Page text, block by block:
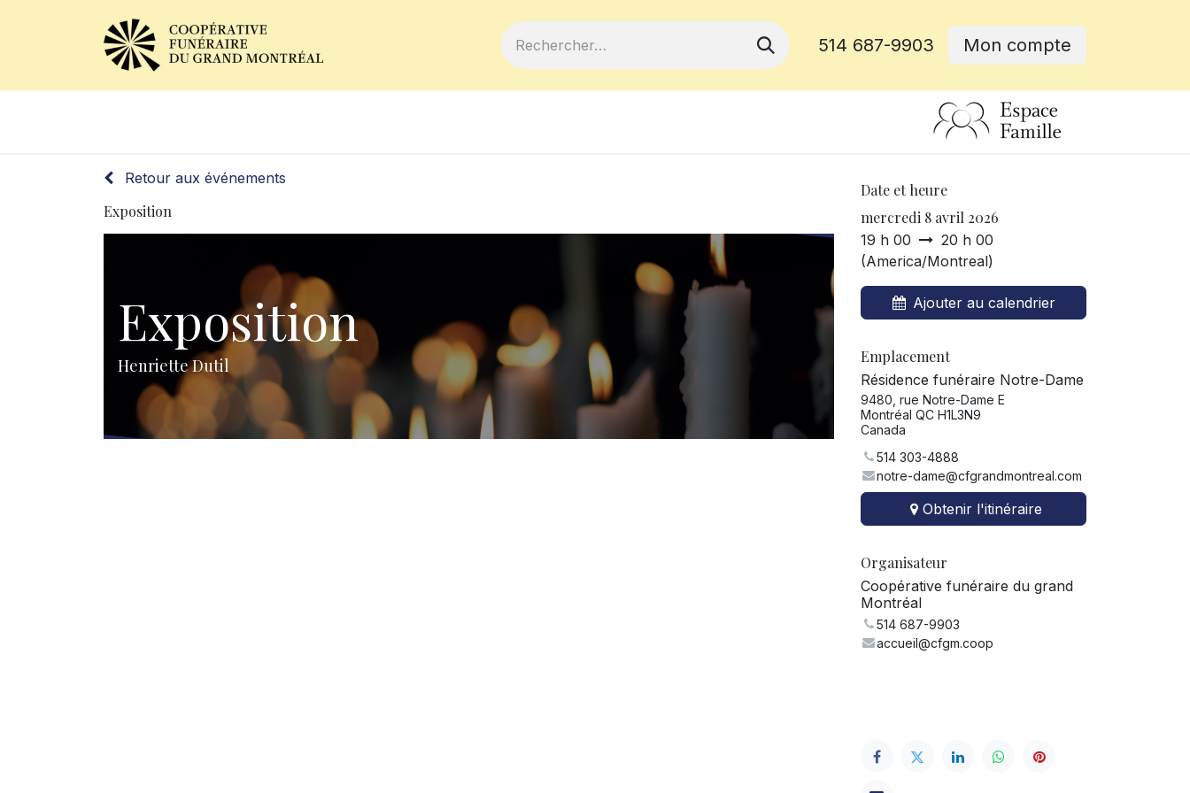
514 687-9903 Mon compte
Retour aux événements
Exposition
Exposition
Henriette Dutil
Date et heure
mercredi 8 avril 2026
19 h 00
20 h 00
(America/Montreal)
Ajouter au calendrier
Emplacement
Résidence funéraire Notre-Dame
9480, rue Notre-Dame E
Montréal QC H1L3N9
Canada
514 303-4888
notre-dame@cfgrandmontreal.com
Obtenir l'itinéraire
Organisateur
Coopérative funéraire du grand
Montréal
514 687-9903
accueil@cfgm.coop